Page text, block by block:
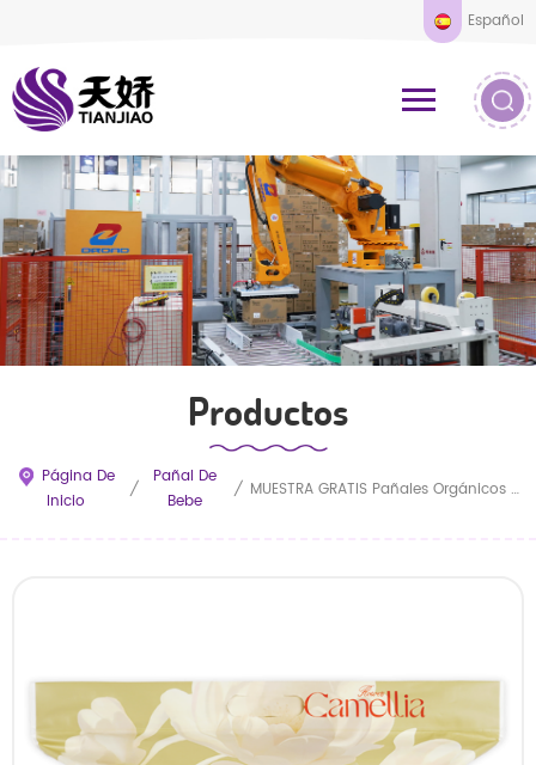
Español
Productos
Página De
Inicio
/
Pañal De
Bebe
/ MUESTRA GRATIS Pañales Orgánicos Personalizados Para Bebé Pañales Suaves Hipoalergénicos Probióticos Súper Absorbentes